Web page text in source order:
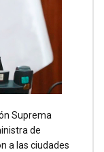
Suprema
de
a las ciudades